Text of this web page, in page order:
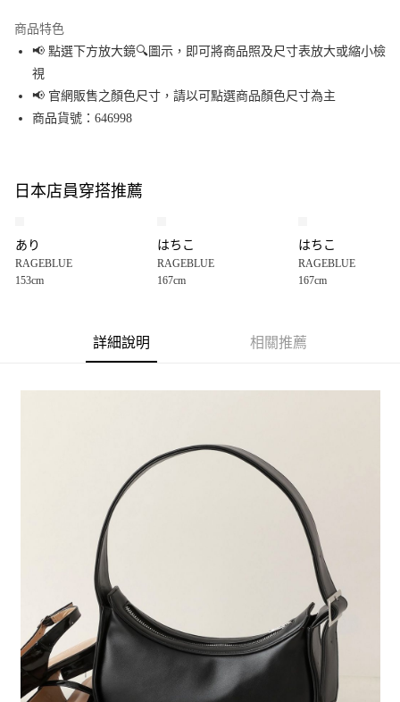
Apple Pay
街口支付
悠遊付
全盈+PAY
【大哥付你分期使用說明】
1.本服務由台灣大哥大提供，台灣大哥大用戶可立即使用無須另外申請。
2.付款方式選擇「大哥付你分期」，訂單成立後會自動跳轉到大哥付的交易
3.實際核准額度、可分期數及費用金額請依後續交易確認頁面所載為準。
4.訂單成立30分鐘內，如未前往確認交易或遇審核未通過，訂單將自動取
消。如遇「轉專審核」未通過狀況，表示未達大哥付你分期系統評分，恕無
2.透過簡訊連結打開帳單後，可選擇「超商條碼／台灣大直營門市／銀行轉
帳／街口支付／iPASS MONEY」等通路繳費。
1.本服務係由「台灣大哥大股份有限公司」（以下簡稱本公司）所提供，讓
用戶於交易時，得透過本服務購買商品或服務，並由商店將買賣／分期付款
買賣價金債權讓與本公司後，依約使用本公司帳單繳交帳款。
2.基於同意付款使用「大哥付你分期」之契約關係目的，商店將以您的個人
資料（包含姓名、電話或地址）提供予台灣大哥大進項蒐集、處理及利用，
由本公司與您本人進行分期帳單所需資料之確認、核對及更正。
3.完整用戶服務條款，請詳閱以下連結：
https://oppay.tw/userRule
AFTEE先享後付
３．安心：先確認商品／服務後，再付款。
結帳頁面，進行簡訊認證並確認金額後，即可完成結帳。
２．訂單成立數日內，您將收到繳費通知簡訊。
３．收到繳費通知簡訊後14天內，點擊此簡訊中的連結，可透過四大超商／
ATM／網路銀行／等多元方式進行付款，方視為交易完成。
※ 請注意：結帳手續完成當下不需立刻繳費，但若您需要取消訂單，請聯絡
購買商品的店家。未經商家同意取消之訂單仍視為有效，需透過AFTEE先享
後付繳納相關費用。
※ 交易是否成功請以「AFTEE先享後付 」之結帳頁面顯示為準，若有關於
是否繳費成功／繳費後需取消欲退款等相關疑問，請聯繫「AFTEE先享後付
客戶支援中心」https://netprotections.freshdesk.com/support/home
【注意事項】
１．透過由恩沛科技股份有限公司提供之「AFTEE先享後付」服務完成之交
易，需依本服務之必要範圍內提供個人資料，並將交易相關給付款項請求債
權轉讓予恩沛科技股份有限公司。
２．關於個人資料處理事宜，請瀏覽以下網址：
https://aftee.tw/terms/#terms3
全家 取貨付款
每筆NT$80，滿NT$888(含以上)免運費
每筆NT$80，滿NT$888(含以上)免運費
每筆NT$80，滿NT$1,500(含以上)免運費
付款後 7-11取貨
每筆NT$80，滿NT$1,500(含以上)免運費
每筆NT$80，滿NT$1,500(含以上)免運費
商品特色
📢 點選下方放大鏡🔍圖示，即可將商品照及尺寸表放大或縮小檢
視
📢 官網販售之顏色尺寸，請以可點選商品顏色尺寸為主
商品貨號：646998
日本店員穿搭推薦
あり
RAGEBLUE
153cm
はちこ
RAGEBLUE
167cm
はちこ
RAGEBLUE
167cm
詳細說明 相關推薦